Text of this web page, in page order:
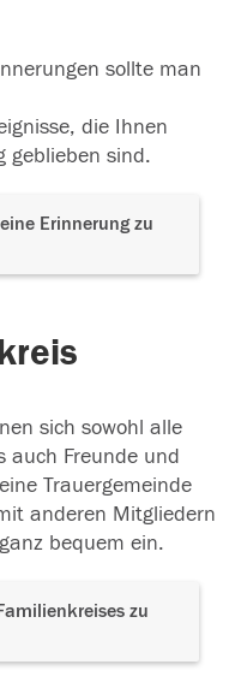
sollte man
die Ihnen
geblieben sind.
Erinnerung zu
sich sowohl alle
auch Freunde und
Trauergemeinde
anderen Mitgliedern
bequem ein.
zu